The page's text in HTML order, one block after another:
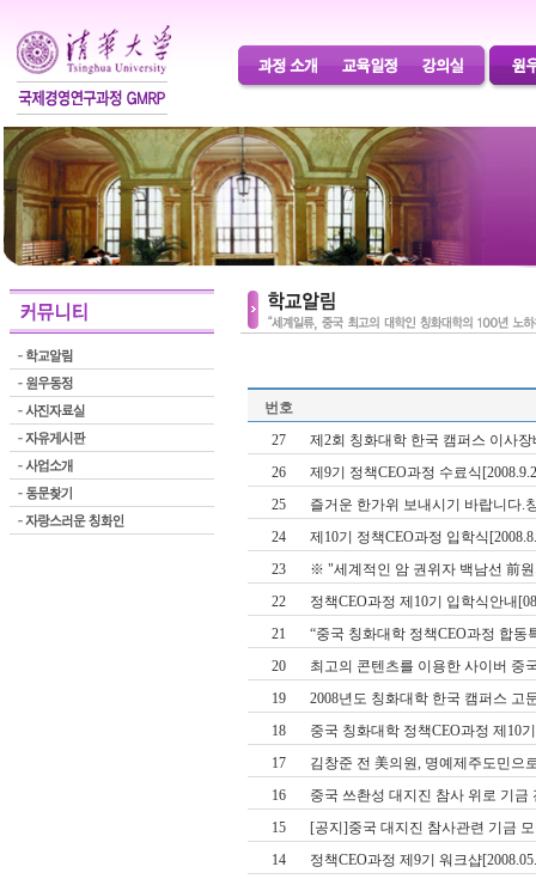
번호
27
제2회 칭화대학 한국 캠퍼스 이사
26
제9기 정책CEO과정 수료식
25
즐거운 한가위 보내시기 바랍니다.
24
제10기 정책CEO과정 입학식
23
※ "세계적인 암 권위자 백남선 前
22
정책CEO과정 제10기 입학식안내
21
“중국 칭화대학 정책CEO과정 합동
20
최고의 콘텐츠를 이용한 사이버 중
19
2008년도 칭화대학 한국 캠퍼스 고
18
중국 칭화대학 정책CEO과정 제10
17
김창준 전 美의원, 명예제주도민으
16
중국 쓰촨성 대지진 참사 위로 기금
15
[공지]중국 대지진 참사관련 기금
14
정책CEO과정 제9기 워크샵